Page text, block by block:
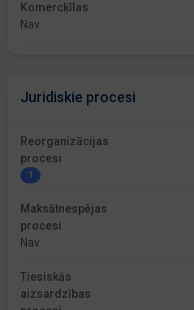
Komercķīlas
Nav
Juridiskie procesi
Reorganizācijas
procesi
1
Maksātnespējas
procesi
Nav
Tiesiskās
aizsardzības